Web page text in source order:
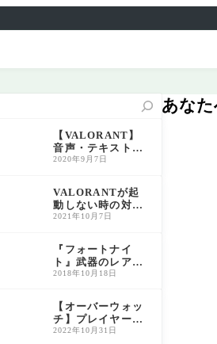
【VALORANT】
音声・テキスト言
語の変更方法につ
ラント】
2020年9月7日
VALORANTが起
動しない時の対処
法｜VAN9001/VA
26年最新】
2021年10月7日
『フォートナイ
ト』武器のレアリ
ティ一覧と特徴解
＆おすすめ活用法
2018年10月18日
【オーバーウォッ
チ】プレイヤー称
号の入手方法・解
2022年10月31日
あな